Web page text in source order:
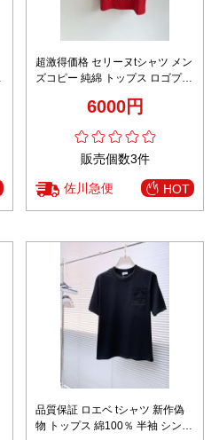
超激得価格 セリーヌtシャツ メン
ズコピー 純綿 トップス ロゴプリ
6000円
販売個数3件
佐川急便 HOT
品質保証 ロエベ tシャツ 新作偽
物 トップス 綿100％ 半袖 シンプ